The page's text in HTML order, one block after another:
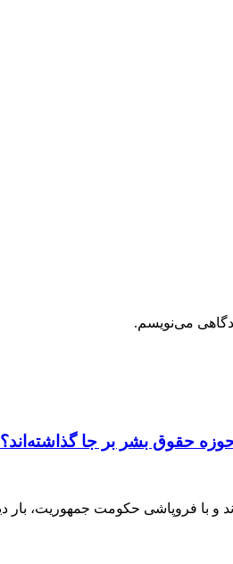
می‌نویسم.
حقوق بشر بر جا گذاشته‌اند؟